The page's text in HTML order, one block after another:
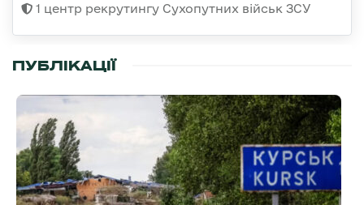
1 центр рекрутингу Сухопутних військ ЗСУ
ПУБЛІКАЦІЇ